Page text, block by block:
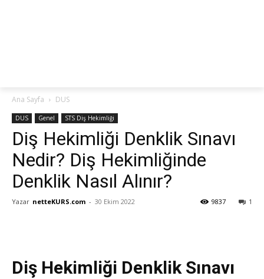
Ana Sayfa DUS
DUS Genel STS Diş Hekimliği
Diş Hekimliği Denklik Sınavı
Nedir? Diş Hekimliğinde
Denklik Nasıl Alınır?
Yazar netteKURS.com - 30 Ekim 2022 1
9837
Diş Hekimliği Denklik Sınavı